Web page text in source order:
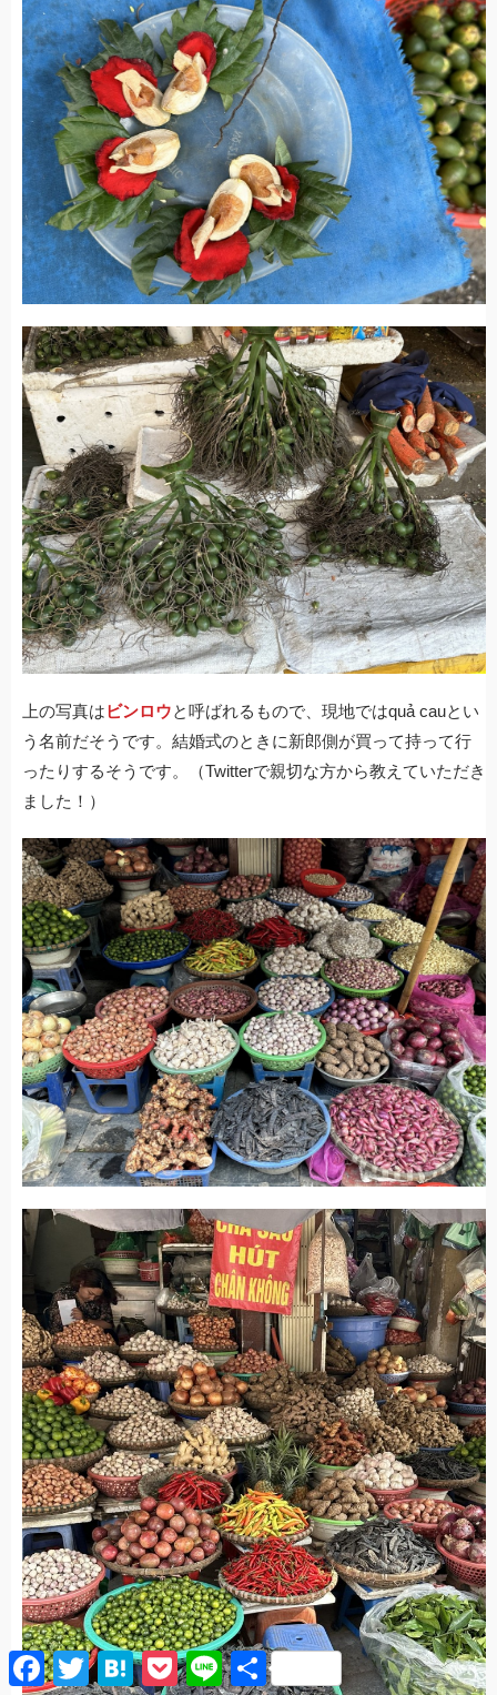
上の写真はビンロウと呼ばれるもので、現地ではquả cauとい
う名前だそうです。結婚式のときに新郎側が買って持って行
ったりするそうです。（Twitterで親切な方から教えていただき
ました！）
F
a
T
H
a
P
o
L
i
共
有